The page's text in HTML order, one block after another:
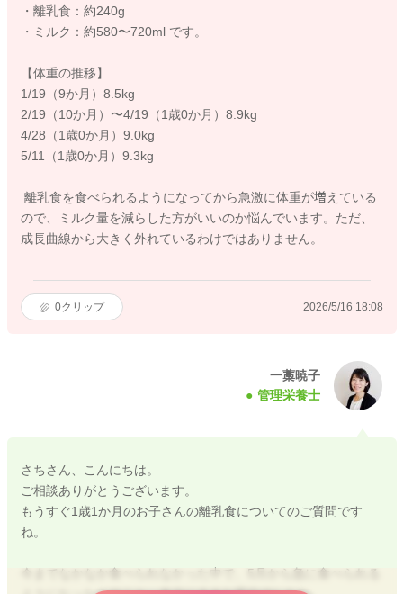
・離乳食：約240g
・ミルク：約580〜720ml です。
【体重の推移】
1/19（9か月）8.5kg
2/19（10か月）〜4/19（1歳0か月）8.9kg
4/28（1歳0か月）9.0kg
5/11（1歳0か月）9.3kg
離乳食を食べられるようになってから急激に体重が増えている
ので、ミルク量を減らした方がいいのか悩んでいます。ただ、
成長曲線から大きく外れているわけではありません。
0クリップ 2026/5/16 18:08
一藁暁子
管理栄養士
さちさん、こんにちは。
ご相談ありがとうございます。
もうすぐ1歳1か月のお子さんの離乳食についてのご質問です
ね。
今までなかなか食べられなかった中で、5月から急に食べられる